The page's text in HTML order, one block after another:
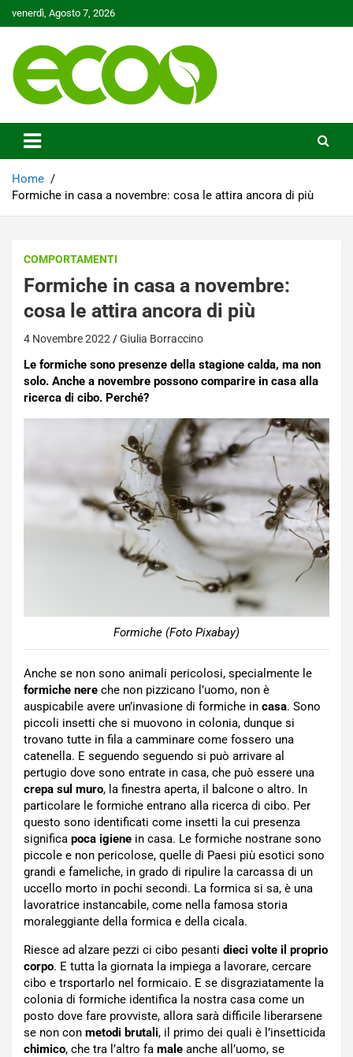
to
venerdì, Agosto 7, 2026
Ecoo.it
Home
Formiche in casa a novembre: cosa le attira ancora di più
COMPORTAMENTI
Formiche in casa a novembre:
cosa le attira ancora di più
4 Novembre 2022 Giulia Borraccino
Le formiche sono presenze della stagione calda, ma non
solo. Anche a novembre possono comparire in casa alla
ricerca di cibo. Perché?
Formiche (Foto Pixabay)
Anche se non sono animali pericolosi, specialmente le
formiche nere che non pizzicano l’uomo, non è
auspicabile avere un’invasione di formiche in casa. Sono
piccoli insetti che si muovono in colonia, dunque si
trovano tutte in fila a camminare come fossero una
catenella. E seguendo seguendo si può arrivare al
pertugio dove sono entrate in casa, che può essere una
crepa sul muro, la finestra aperta, il balcone o altro. In
particolare le formiche entrano alla ricerca di cibo. Per
questo sono identificati come insetti la cui presenza
significa poca igiene in casa. Le formiche nostrane sono
piccole e non pericolose, quelle di Paesi più esotici sono
grandi e fameliche, in grado di ripulire la carcassa di un
uccello morto in pochi secondi. La formica si sa, è una
lavoratrice instancabile, come nella famosa storia
moraleggiante della formica e della cicala.
Riesce ad alzare pezzi ci cibo pesanti dieci volte il proprio
corpo. E tutta la giornata la impiega a lavorare, cercare
cibo e trsportarlo nel formicaio. E se disgraziatamente la
colonia di formiche identifica la nostra casa come un
posto dove fare provviste, allora sarà difficile liberarsene
se non con metodi brutali, il primo dei quali è l’insetticida
chimico, che tra l’altro fa male anche all’uomo, se